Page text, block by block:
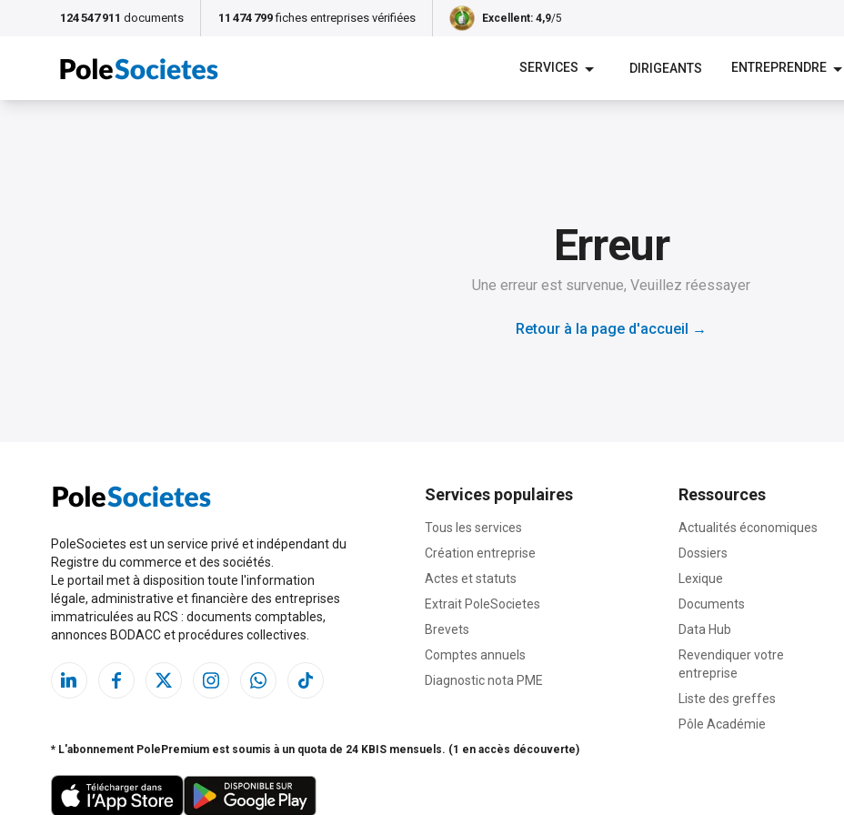
124 547 911 documents 11 474 799 fiches entreprises vérifiées Excellent: 4,9/5
SERVICES DIRIGEANTS ENTREPRENDRE
Erreur
Une erreur est survenue, Veuillez réessayer
Retour à la page d'accueil →
PoleSocietes est un service privé et indépendant du
Registre du commerce et des sociétés.
Le portail met à disposition toute l'information
légale, administrative et financière des entreprises
immatriculées au RCS : documents comptables,
annonces BODACC et procédures collectives.
Services populaires
Tous les services
Création entreprise
Actes et statuts
Extrait PoleSocietes
Brevets
Comptes annuels
Diagnostic nota PME
Ressources
Actualités économiques
Dossiers
Lexique
Documents
Data Hub
Revendiquer votre
entreprise
Liste des greffes
Pôle Académie
* L'abonnement PolePremium est soumis à un quota de 24 KBIS mensuels. (1 en accès découverte)